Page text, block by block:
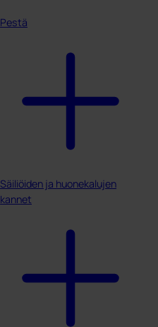
Pestä
Säiliöiden ja huonekalujen
kannet